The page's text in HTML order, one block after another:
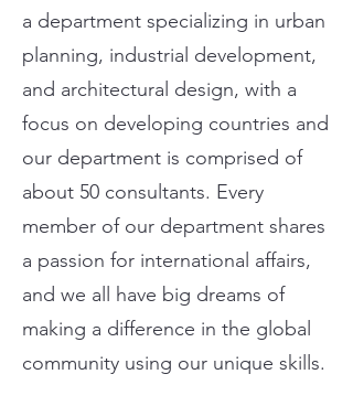
a department specializing in urban
planning, industrial development,
and architectural design, with a
focus on developing countries and
our department is comprised of
about 50 consultants. Every
member of our department shares
a passion for international affairs,
and we all have big dreams of
making a difference in the global
community using our unique skills.